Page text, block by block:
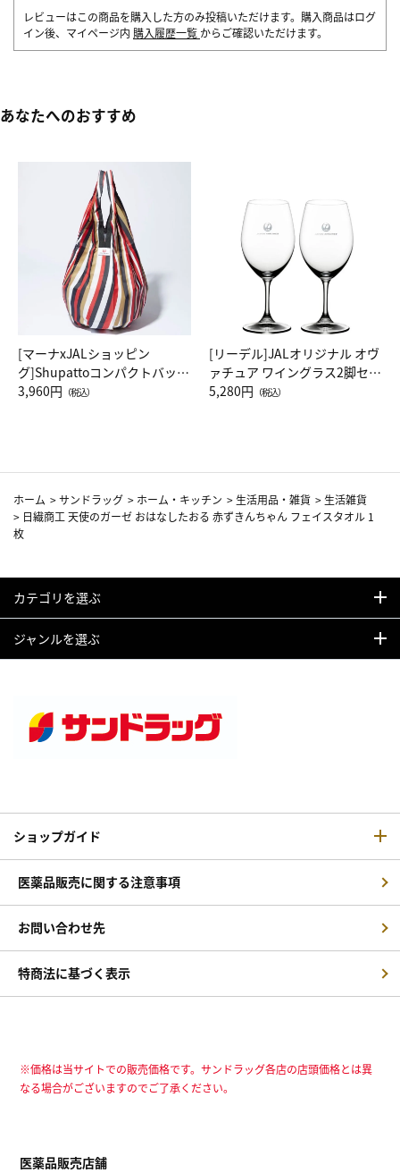
レビューはこの商品を購入した方のみ投稿いただけます。購入商品はログ
イン後、マイページ内 購入履歴一覧 からご確認いただけます。
あなたへのおすすめ
[マーナxJALショッピン
グ]Shupattoコンパクトバッグ
Drop JAL客室乗務員（LC）ス
3,960円 （税込）
[リーデル]JALオリジナル オヴ
ァチュア ワイングラス2脚セッ
ト（レッドワイン）
5,280円 （税込）
ホーム >サンドラッグ > ホーム・キッチン > 生活用品・雑貨 > 生活雑貨
> 日繊商工 天使のガーゼ おはなしたおる 赤ずきんちゃん フェイスタオル 1
枚
カテゴリを選ぶ
ジャンルを選ぶ
ショップガイド
医薬品販売に関する注意事項
お問い合わせ先
特商法に基づく表示
※価格は当サイトでの販売価格です。サンドラッグ各店の店頭価格とは異
なる場合がございますのでご了承ください。
医薬品販売店舗